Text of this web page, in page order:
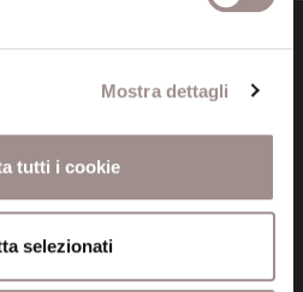
Mostra dettagli
tutti i cookie
selezionati
Carlo 5
Modena (MO)